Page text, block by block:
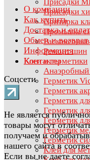
Присадки
Притирка
Промывка
Ремонт шин
Клеи и герметики
Анаэробный
Герметик
Герметик
Герметик
Герметик
Герметик
Герметик
Герметик
Клей для
О компании
Как купить
Доставка и
Обмен и возврат
Информация
Контакты
Соцсети
Не является
товары могут
получаем и
нашего сайта в
Если вы не даете